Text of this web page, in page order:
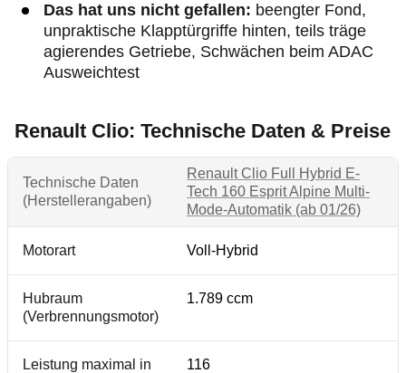
Das hat uns nicht gefallen: beengter Fond,
unpraktische Klapptürgriffe hinten, teils träge
agierendes Getriebe, Schwächen beim ADAC
Ausweichtest
Renault Clio: Technische Daten & Preise
Technische Daten
(Herstellerangaben)
Renault Clio Full Hybrid E-
Tech 160 Esprit Alpine Multi-
Mode-Automatik (ab 01/26)
Motorart Voll-Hybrid
Hubraum
(Verbrennungsmotor)
1.789 ccm
Leistung maximal in
116